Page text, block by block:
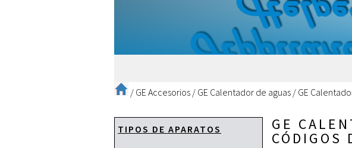
/ GE Accesorios / GE Calentador de aguas / GE
TIPOS DE APARATOS GE
CÓDIGOS